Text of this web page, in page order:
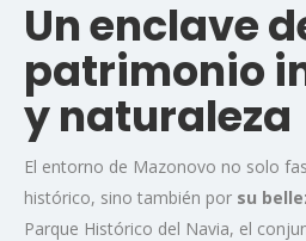
Un enclave
patrimonio
y naturaleza
El entorno de Mazonovo no solo
histórico, sino también por su
Parque Histórico del Navia, el